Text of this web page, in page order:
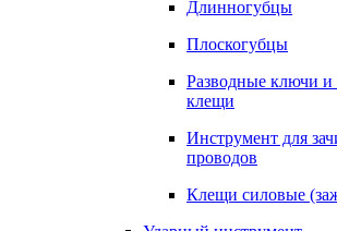
Длинногубцы
Плоскогубцы
Разводные ключи и
клещи
Инструмент для
проводов
Клещи силовые